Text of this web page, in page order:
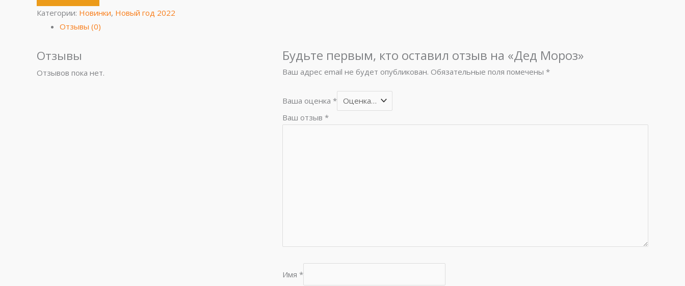
Категории: Новинки, Новый год 2022
Отзывы (0)
Отзывы
Отзывов пока нет.
Будьте первым, кто оставил отзыв на «Дед Мороз»
Ваш адрес email не будет опубликован. Обязательные поля помечены *
Ваша оценка *
Ваш отзыв *
Имя *